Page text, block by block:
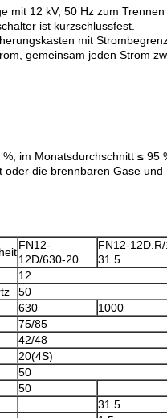
mit 12 kV, 50 Hz zum
ist kurzschlussfest.
mit
gemeinsam jeden Strom
im Monatsdurchschnitt ≤ 95
die brennbaren Gase und
FN12-
12D/630-20
FN12-
31.5
12
50
630
1000
75/85
42/48
20(4S)
50
50
31.5